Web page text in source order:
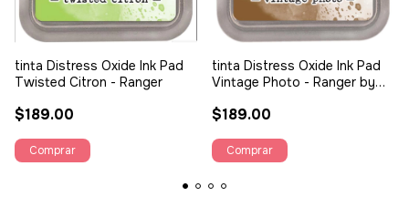
tinta Distress Oxide Ink Pad
Twisted Citron - Ranger
$189.00
tinta Distress Oxide Ink Pad
Vintage Photo - Ranger by
$189.00